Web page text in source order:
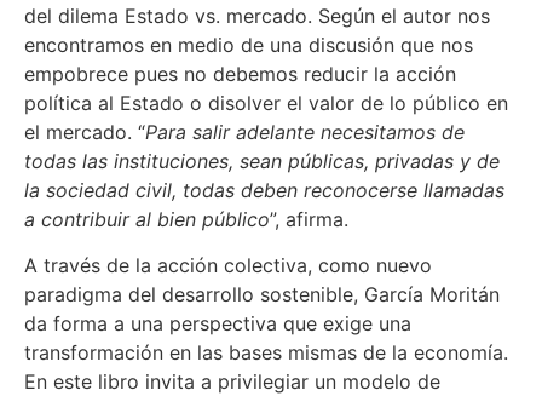
del dilema Estado vs. mercado. Según el autor nos
encontramos en medio de una discusión que nos
empobrece pues no debemos reducir la acción
política al Estado o disolver el valor de lo público en
el mercado. “Para salir adelante necesitamos de
todas las instituciones, sean públicas, privadas y de
la sociedad civil, todas deben reconocerse llamadas
a contribuir al bien público”, afirma.
A través de la acción colectiva, como nuevo
paradigma del desarrollo sostenible, García Moritán
da forma a una perspectiva que exige una
transformación en las bases mismas de la economía.
En este libro invita a privilegiar un modelo de